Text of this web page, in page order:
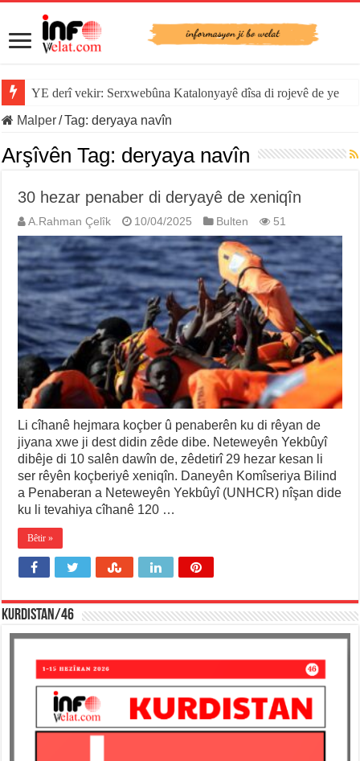
YE derî vekir: Serxwebûna Katalonyayê dîsa di rojevê de ye
Malper/Tag:deryaya navîn
Arşîvên Tag: deryaya navîn
30 hezar penaber di deryayê de xeniqîn
A.Rahman Çelîk 10/04/2025 Bulten 51
Li cîhanê hejmara koçber û penaberên ku di rêyan de
jiyana xwe ji dest didin zêde dibe. Neteweyên Yekbûyî
dibêje di 10 salên dawîn de, zêdetirî 29 hezar kesan li
ser rêyên koçberiyê xeniqîn. Daneyên Komîseriya Bilind
a Penaberan a Neteweyên Yekbûyî (UNHCR) nîşan dide
ku li tevahiya cîhanê 120 …
Bêtir »
KURDISTAN/46